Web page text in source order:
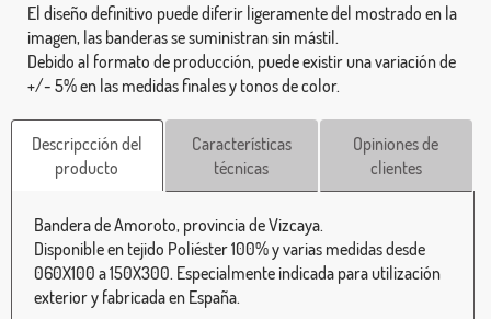
El diseño definitivo puede diferir ligeramente del mostrado en la
imagen, las banderas se suministran sin mástil.
Debido al formato de producción, puede existir una variación de
+/- 5% en las medidas finales y tonos de color.
Descripcción del
producto
Características
técnicas
Opiniones de
clientes
Bandera de Amoroto, provincia de Vizcaya.
Disponible en tejido Poliéster 100% y varias medidas desde
060X100 a 150X300. Especialmente indicada para utilización
exterior y fabricada en España.